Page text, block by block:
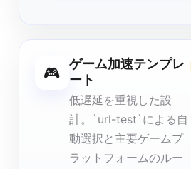
🎮 ゲーム加速テンプレ
ート
低遅延を重視した設
計。`url-test`による自
動選択と主要ゲームプ
ラットフォームのルー